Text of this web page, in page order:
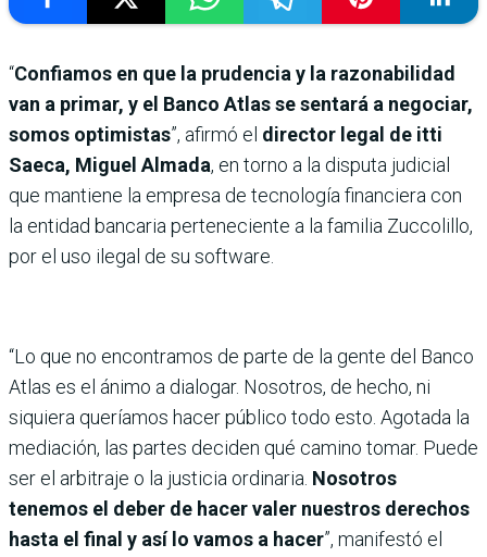
“Confiamos en que la prudencia y la razonabilidad
van a primar, y el Banco Atlas se sentará a negociar,
somos optimistas”, afirmó el director legal de itti
Saeca, Miguel Almada, en torno a la disputa judicial
que mantiene la empresa de tecnología financiera con
la entidad bancaria perteneciente a la familia Zuccolillo,
por el uso ilegal de su software.
“Lo que no encontramos de parte de la gente del Banco
Atlas es el ánimo a dialogar. Nosotros, de hecho, ni
siquiera queríamos hacer público todo esto. Agotada la
mediación, las partes deciden qué camino tomar. Puede
ser el arbitraje o la justicia ordinaria. Nosotros
tenemos el deber de hacer valer nuestros derechos
hasta el final y así lo vamos a hacer”, manifestó el